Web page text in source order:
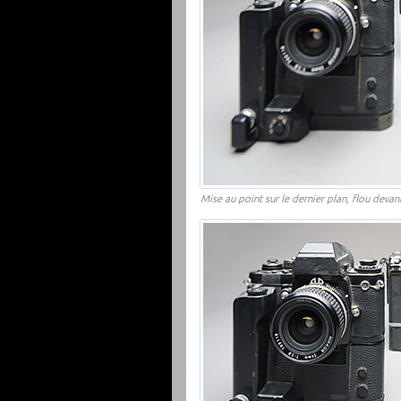
Mise au point sur le dernier plan, flou